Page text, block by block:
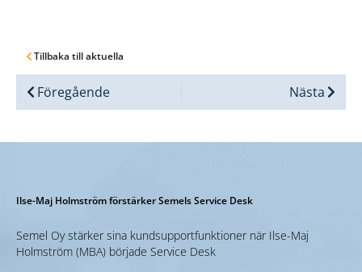
Tillbaka till aktuella
Föregående Nästa
Ilse-Maj Holmström förstärker Semels Service Desk
Semel Oy stärker sina kundsupportfunktioner när Ilse-Maj
Holmström (MBA) började Service Desk